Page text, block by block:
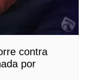
contra
por